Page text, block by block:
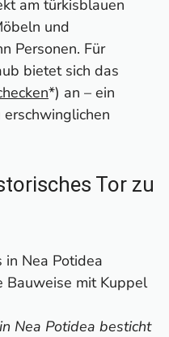
am türkisblauen
und
Personen. Für
bietet sich das
*) an – ein
Tor zu
Nea Potidea besticht